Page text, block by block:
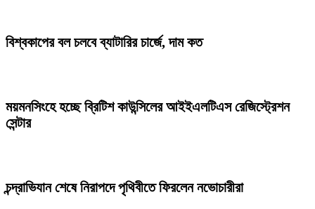
বিশ্বকাপের বল চলবে ব্যাটারির চার্জে, দাম কত
ময়মনসিংহে হচ্ছে ব্রিটিশ কাউন্সিলের আইইএলটিএস রেজিস্ট্রেশন
সেন্টার
চন্দ্রাভিযান শেষে নিরাপদে পৃথিবীতে ফিরলেন নভোচারীরা